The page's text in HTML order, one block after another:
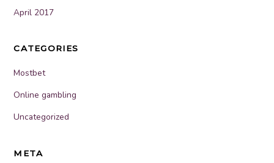
April 2017
CATEGORIES
Mostbet
Online gambling
Uncategorized
META